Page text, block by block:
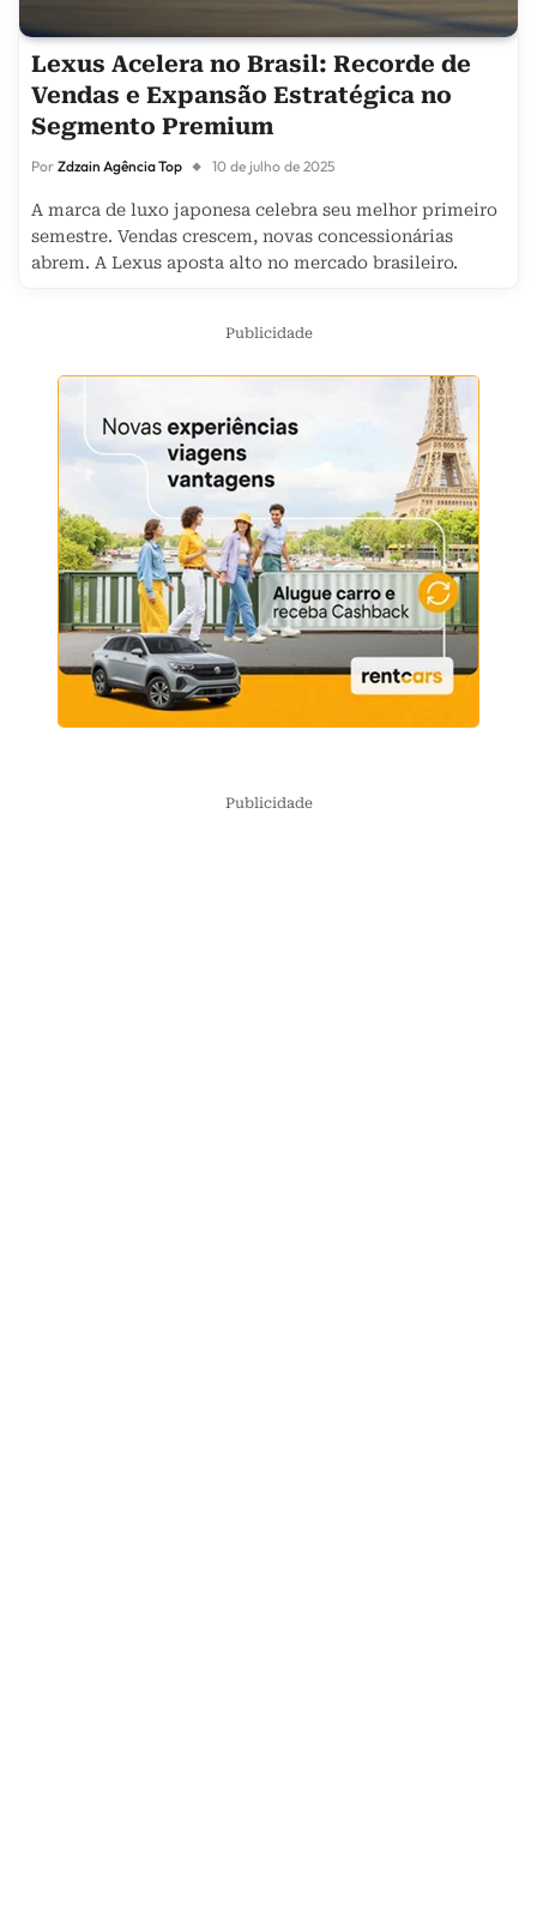
Lexus Acelera no Brasil: Recorde de
Vendas e Expansão Estratégica no
Segmento Premium
Por Zdzain Agência Top 10 de julho de 2025
A marca de luxo japonesa celebra seu melhor primeiro
semestre. Vendas crescem, novas concessionárias
abrem. A Lexus aposta alto no mercado brasileiro.
Publicidade
Publicidade